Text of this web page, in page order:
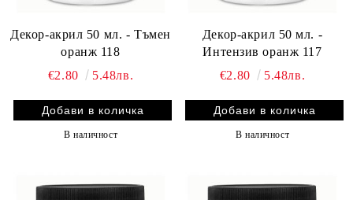
Декор-акрил 50 мл. - Тъмен
оранж 118
€2.80
5.48лв.
В наличност
Декор-акрил 50 мл. -
Интензив оранж 117
€2.80
5.48лв.
В наличност